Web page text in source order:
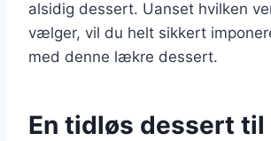
alsidig dessert. Uanset hvilken
vælger, vil du helt sikkert
med denne lækre dessert.
En tidløs dessert til